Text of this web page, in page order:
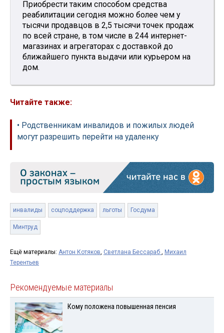
Приобрести таким способом средства
реабилитации сегодня можно более чем у
тысячи продавцов в 2,5 тысячи точек продаж
по всей стране, в том числе в 244 интернет-
магазинах и агрегаторах с доставкой до
ближайшего пункта выдачи или курьером на
дом.
Читайте также:
• Родственникам инвалидов и пожилых людей
могут разрешить перейти на удаленку
инвалиды соцподдержка льготы Госдума
Минтруд
Ещё материалы: Антон Котяков, Светлана Бессараб , Михаил
Терентьев
Рекомендуемые материалы
Кому положена повышенная пенсия